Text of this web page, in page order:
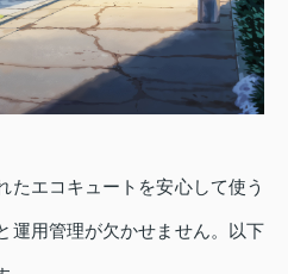
たエコキュートを安心して使う
運用管理が欠かせません。以下